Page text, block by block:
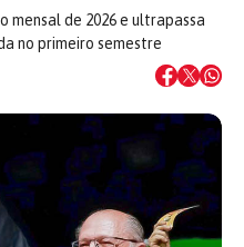
mensal de 2026 e ultrapassa
no primeiro semestre